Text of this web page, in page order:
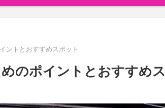
ントとおすすめスポット
のポイントとおすすめス